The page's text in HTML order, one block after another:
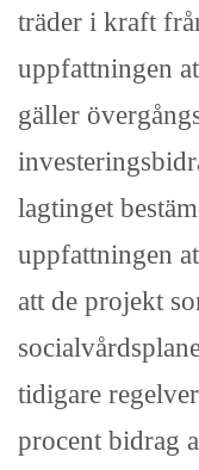
träder i kraft
uppfattningen
gäller
lagtinget
uppfattningen
att de projekt
tidigare
procent bidrag